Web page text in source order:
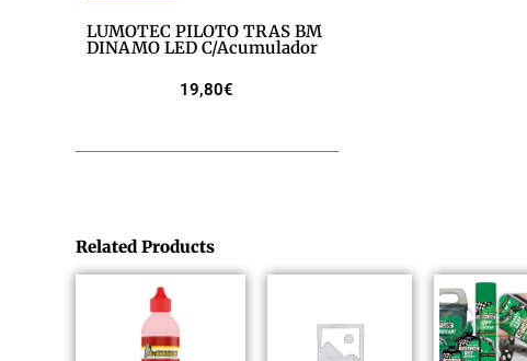
LUMOTEC PILOTO TRAS BM
DINAMO LED C/acumulador
19,80€
Related Products